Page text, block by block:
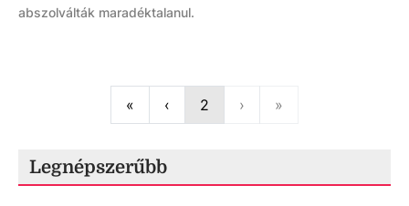
abszolválták maradéktalanul.
« ‹ Previous
2 › Next»
Legnépszerűbb